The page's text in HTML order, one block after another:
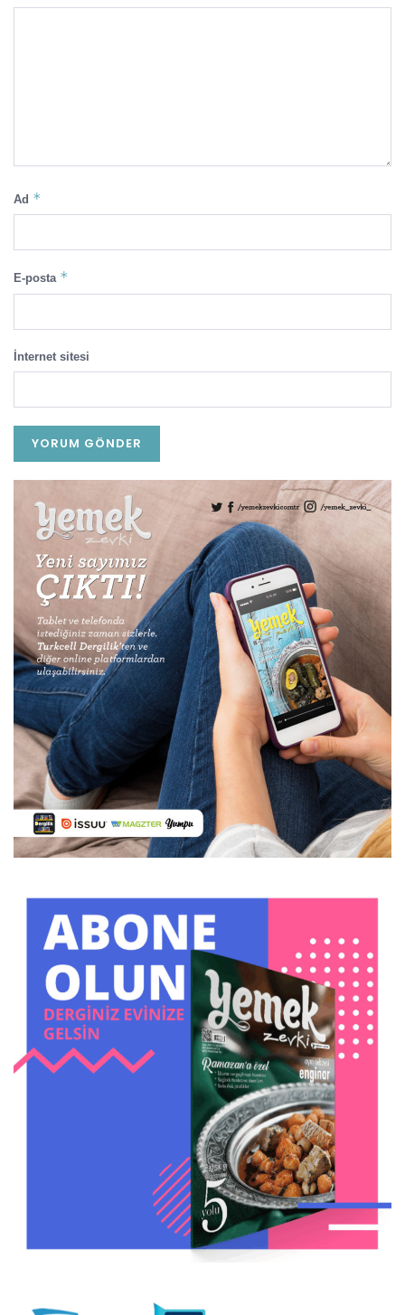
Ad *
E-posta *
İnternet sitesi